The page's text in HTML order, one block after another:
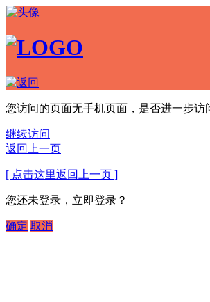
您访问的页面无手机页面，是否进一步访
继续访问
返回上一页
[ 点击这里返回上一页 ]
您还未登录，立即登录？
确定 取消